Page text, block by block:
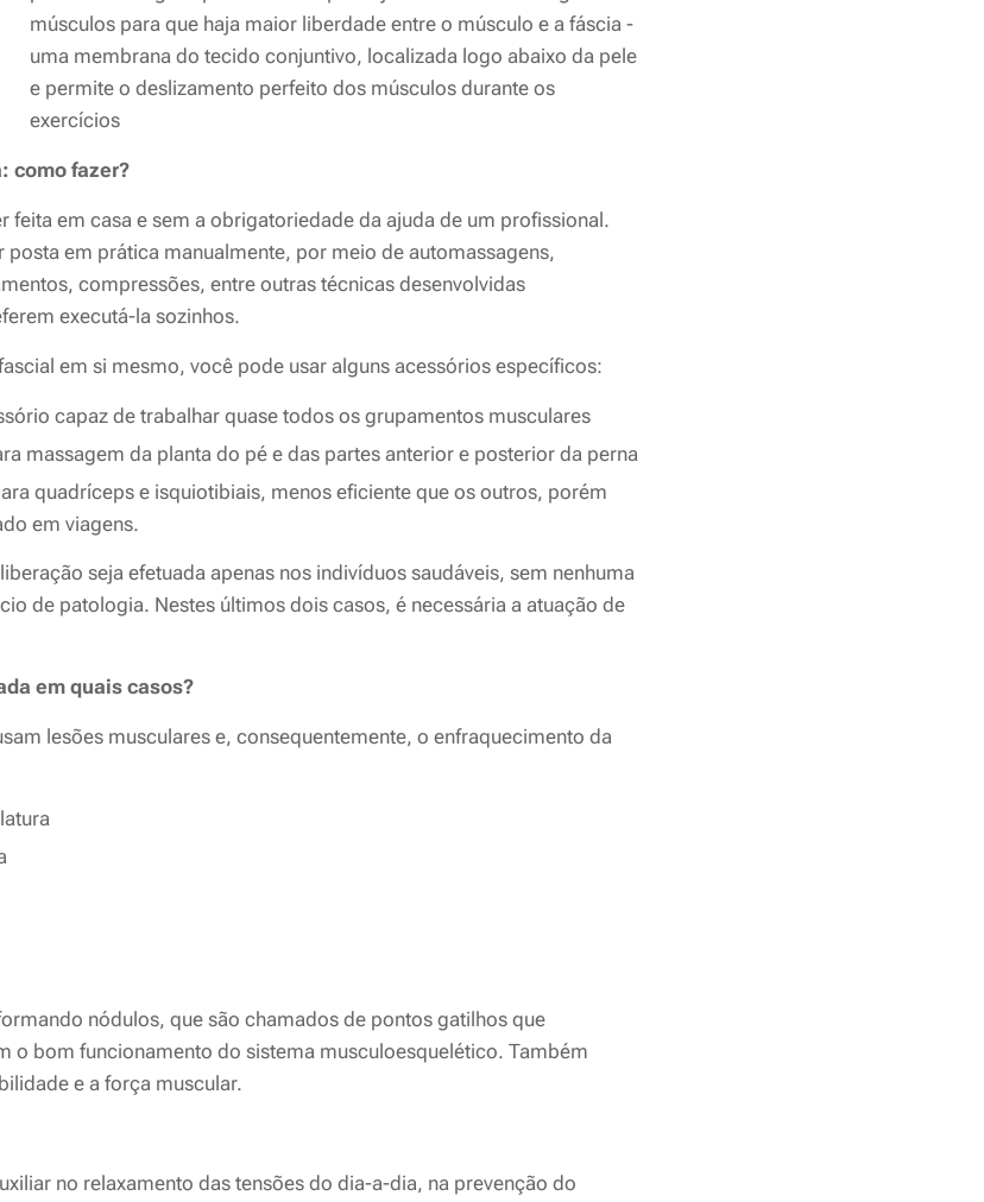
músculos para que haja maior liberdade entre o músculo e a fáscia -
uma membrana do tecido conjuntivo, localizada logo abaixo da pele
e permite o deslizamento perfeito dos músculos durante os
exercícios
como fazer?
feita em casa e sem a obrigatoriedade da ajuda de um profissional.
posta em prática manualmente, por meio de automassagens,
compressões, entre outras técnicas desenvolvidas
executá-la sozinhos.
em si mesmo, você pode usar alguns acessórios específicos:
capaz de trabalhar quase todos os grupamentos musculares
massagem da planta do pé e das partes anterior e posterior da perna
quadríceps e isquiotibiais, menos eficiente que os outros, porém
em viagens.
seja efetuada apenas nos indivíduos saudáveis, sem nenhuma
de patologia. Nestes últimos dois casos, é necessária a atuação de
em quais casos?
lesões musculares e, consequentemente, o enfraquecimento da
nódulos, que são chamados de pontos gatilhos que
o bom funcionamento do sistema musculoesquelético. Também
e a força muscular.
no relaxamento das tensões do dia-a-dia, na prevenção do